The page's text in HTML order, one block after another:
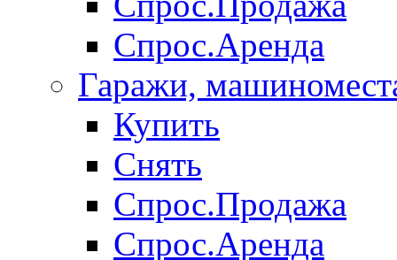
Спрос.Аренда
Гаражи,
Купить
Снять
Спрос.Продажа
Спрос.Аренда